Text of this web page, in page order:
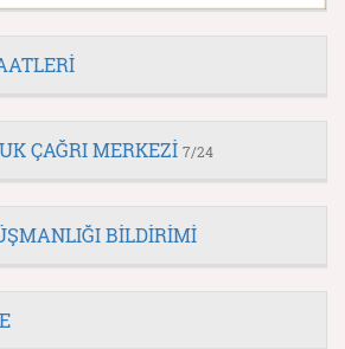
ÇAĞRI MERKEZİ 7/24
BİLDİRİMİ